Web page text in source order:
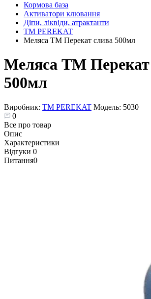
Кормова база
Активатори клювання
Діпи, ліквіди, атрактанти
ТМ PEREKAT
Меляса ТМ Перекат слива 500мл
Меляса ТМ Перекат
500мл
Виробник: ТМ PEREKAT Модель: 5030
0
Все про товар
Опис
Характеристики
Відгуки 0
Питання0